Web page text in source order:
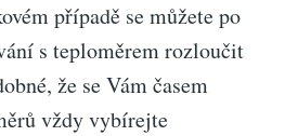
případě se můžete po
s teploměrem rozloučit
že se Vám časem
vždy vybírejte